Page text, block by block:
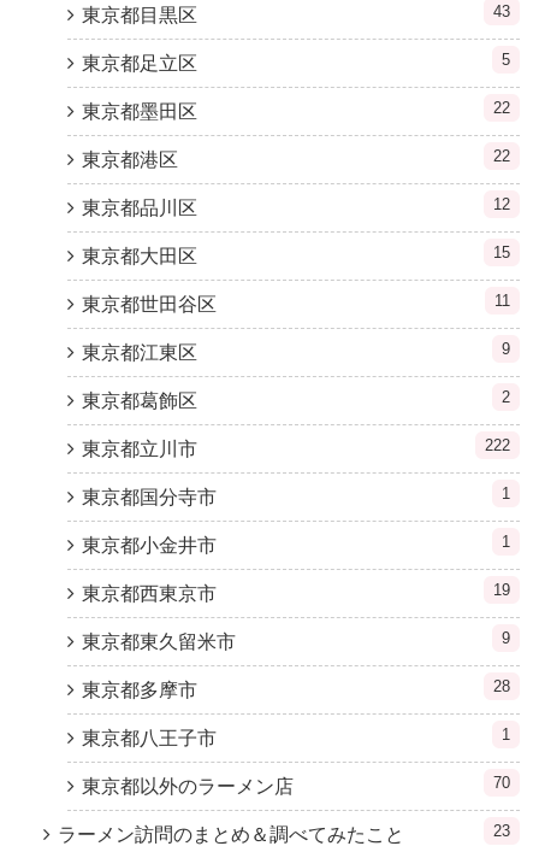
東京都目黒区 43
東京都足立区 5
東京都墨田区 22
東京都港区 22
東京都品川区 12
東京都大田区 15
東京都世田谷区 11
東京都江東区 9
東京都葛飾区 2
東京都立川市 222
東京都国分寺市 1
東京都小金井市 1
東京都西東京市 19
東京都東久留米市 9
東京都多摩市 28
東京都八王子市 1
東京都以外のラーメン店 70
ラーメン訪問のまとめ＆調べてみたこと 23